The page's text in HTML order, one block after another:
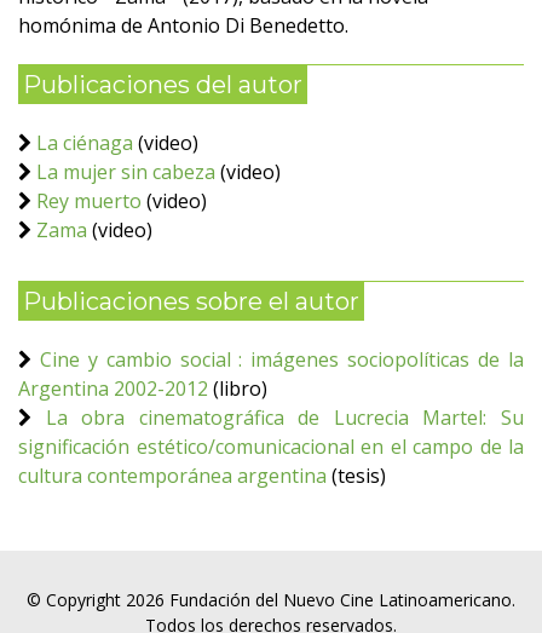
homónima de Antonio Di Benedetto.
Publicaciones del autor
La ciénaga (video)
La mujer sin cabeza (video)
Rey muerto (video)
Zama (video)
Publicaciones sobre el autor
Cine y cambio social : imágenes sociopolíticas de la
Argentina 2002-2012 (libro)
La obra cinematográfica de Lucrecia Martel: Su
significación estético/comunicacional en el campo de la
cultura contemporánea argentina (tesis)
© Copyright 2026 Fundación del Nuevo Cine Latinoamericano.
Todos los derechos reservados.